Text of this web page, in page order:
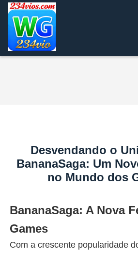
Desvendando o
BananaSaga: Um
no Mundo dos
BananaSaga: A Nova
Games
Com a crescente popularidade